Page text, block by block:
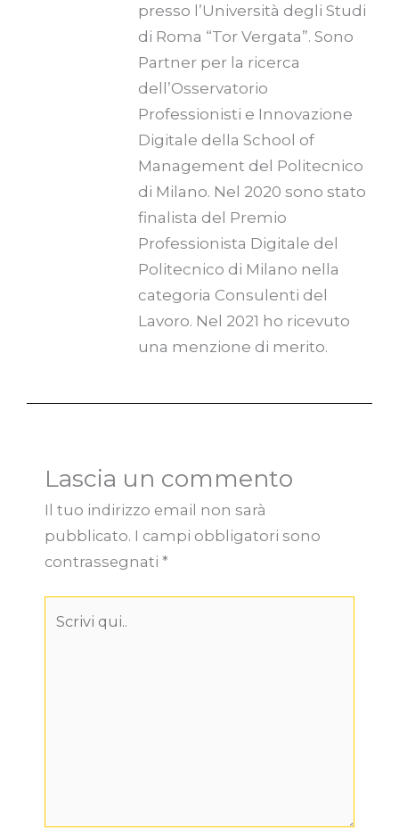
presso l’Università degli Studi
di Roma “Tor Vergata”. Sono
Partner per la ricerca
dell’Osservatorio
Professionisti e Innovazione
Digitale della School of
Management del Politecnico
di Milano. Nel 2020 sono stato
finalista del Premio
Professionista Digitale del
Politecnico di Milano nella
categoria Consulenti del
Lavoro. Nel 2021 ho ricevuto
una menzione di merito.
Lascia un commento
Il tuo indirizzo email non sarà
pubblicato. I campi obbligatori sono
contrassegnati *